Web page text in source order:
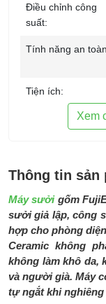
Thông tin sản
Máy sưởigốm
sưởi giả lập, công
hợp cho phòng
Ceramic không
không làm khô da,
và người già. Máy
tự ngắt khi nghiêng
Điều chỉnh công
suất:
Tính năng an
Tiện ích:
Phụ kiện đi cùng:
Kích thước sản
phẩm/ cả thùng:
Trọng lượng sản
phẩm/ cả thùng:
Xem